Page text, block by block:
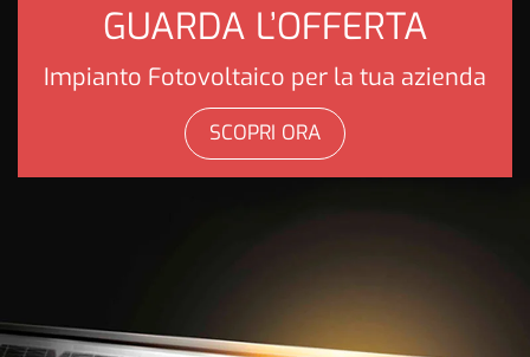
GUARDA L’OFFERTA
Impianto Fotovoltaico per la tua azienda
SCOPRI ORA